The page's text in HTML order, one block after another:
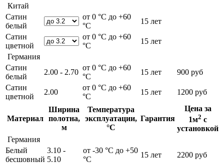
Китай
Сатин
белый
от 0 °С до +60
°С
15 лет
Сатин
цветной
от 0 °С до +60
°С
15 лет
Германия
Сатин
белый
2.00 - 2.70
от 0 °С до +60
°С
15 лет
900 руб
Сатин
цветной
2.00
от 0 °С до +60
°С
15 лет 1200 руб
Материал
Ширина
полотна,
м
Температура
эксплуатации,
°С
Гарантия
Цена за
1м2 с
установкой
Германия
Белый
бесшовный
3.10 -
5.10
от -30 °С до +50
°С
15 лет 2200 руб